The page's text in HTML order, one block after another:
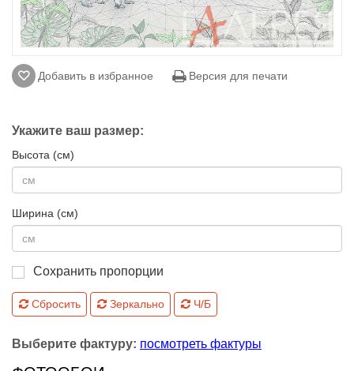
Добавить в избранное Версия для печати
Укажите ваш размер:
Высота (см)
Ширина (см)
Сохранить пропорции
Сбросить Зеркально Ч/Б
Выберите фактуру: посмотреть фактуры